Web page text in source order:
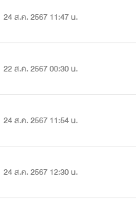
24 ส.ค. 2567 11:47 น.
22 ส.ค. 2567 00:30 น.
24 ส.ค. 2567 11:54 น.
24 ส.ค. 2567 12:30 น.